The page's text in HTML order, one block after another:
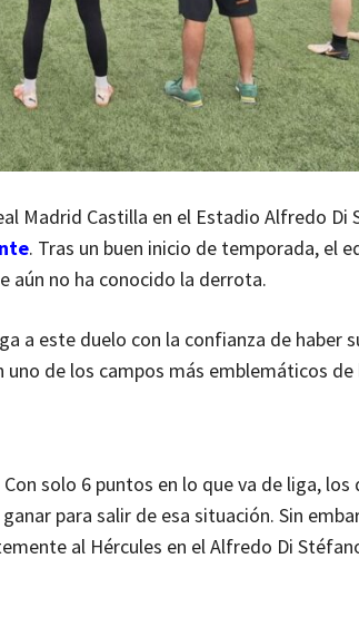
Madrid Castilla en el Estadio Alfredo Di
. Tras un buen inicio de temporada, el
aún no ha conocido la derrota.
a este duelo con la confianza de haber
de los campos más emblemáticos
solo 6 puntos en lo que va de liga, los
para salir de esa situación. Sin
al Hércules en el Alfredo Di